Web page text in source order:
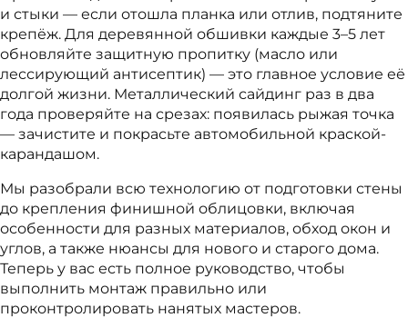
и стыки — если отошла планка или отлив, подтяните
крепёж. Для деревянной обшивки каждые 3–5 лет
обновляйте защитную пропитку (масло или
лессирующий антисептик) — это главное условие её
долгой жизни. Металлический сайдинг раз в два
года проверяйте на срезах: появилась рыжая точка
— зачистите и покрасьте автомобильной краской-
карандашом.
Мы разобрали всю технологию от подготовки стены
до крепления финишной облицовки, включая
особенности для разных материалов, обход окон и
углов, а также нюансы для нового и старого дома.
Теперь у вас есть полное руководство, чтобы
выполнить монтаж правильно или
проконтролировать нанятых мастеров.